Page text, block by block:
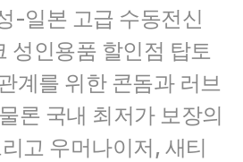
-일본 고급 수동전신
성인용품 할인점 탑토
계를 위한 콘돔과 러브
론 국내 최저가 보장의
고 우머나이저, 새티